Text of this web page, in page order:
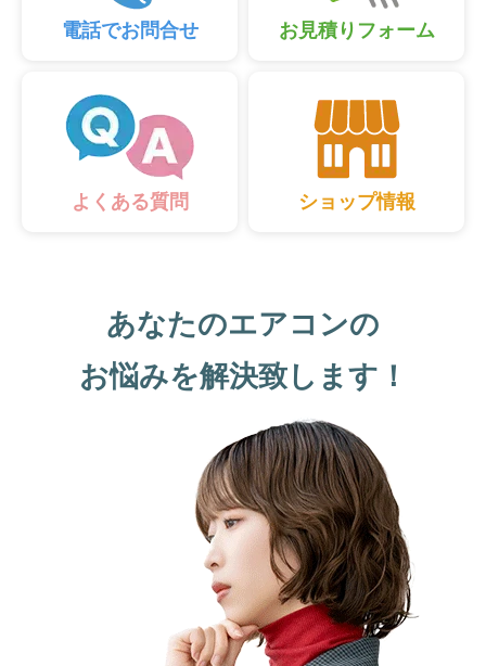
電話でお問合せ お見積りフォーム
よくある質問 ショップ情報
あなたのエアコンの
お悩みを解決致します！